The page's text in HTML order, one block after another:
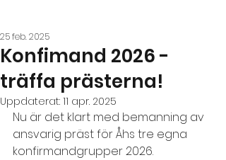
Konfimand 2026 -
träffa prästerna!
25 feb. 2025
Uppdaterat: 11 apr. 2025
Nu är det klart med bemanning av
ansvarig präst för Åhs tre egna
konfirmandgrupper 2026.